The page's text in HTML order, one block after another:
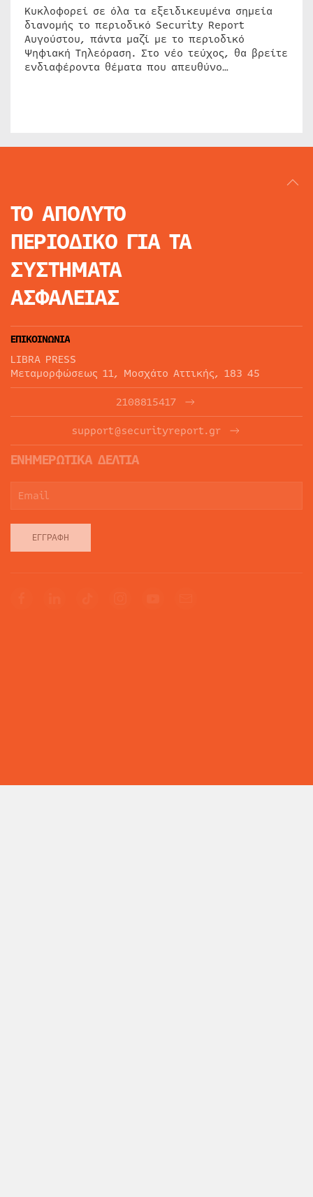
Κυκλοφορεί σε όλα τα εξειδικευμένα σημεία
διανομής το περιοδικό Security Report
Αυγούστου, πάντα μαζί με το περιοδικό
Ψηφιακή Τηλεόραση. Στο νέο τεύχος, θα βρείτε
ενδιαφέροντα θέματα που απευθύνο…
ΤΟ ΑΠΟΛΥΤΟ
ΠΕΡΙΟΔΙΚΟ ΓΙΑ ΤΑ
ΣΥΣΤΗΜΑΤΑ
ΑΣΦΑΛΕΙΑΣ
ΕΠΙΚΟΙΝΩΝΙΑ
LIBRA PRESS
Μεταμορφώσεως 11, Μοσχάτο Αττικής, 183 45
2108815417
support@securityreport.gr
ΕΝΗΜΕΡΩΤΙΚΑ ΔΕΛΤΙΑ
ΕΓΓΡΑΦΉ